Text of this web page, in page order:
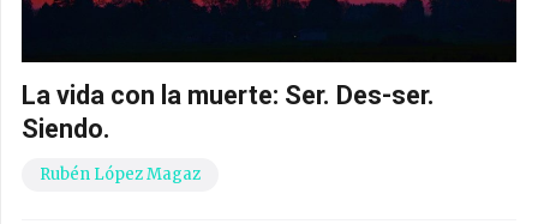
La vida con la muerte: Ser. Des-ser.
Siendo.
Rubén López Magaz